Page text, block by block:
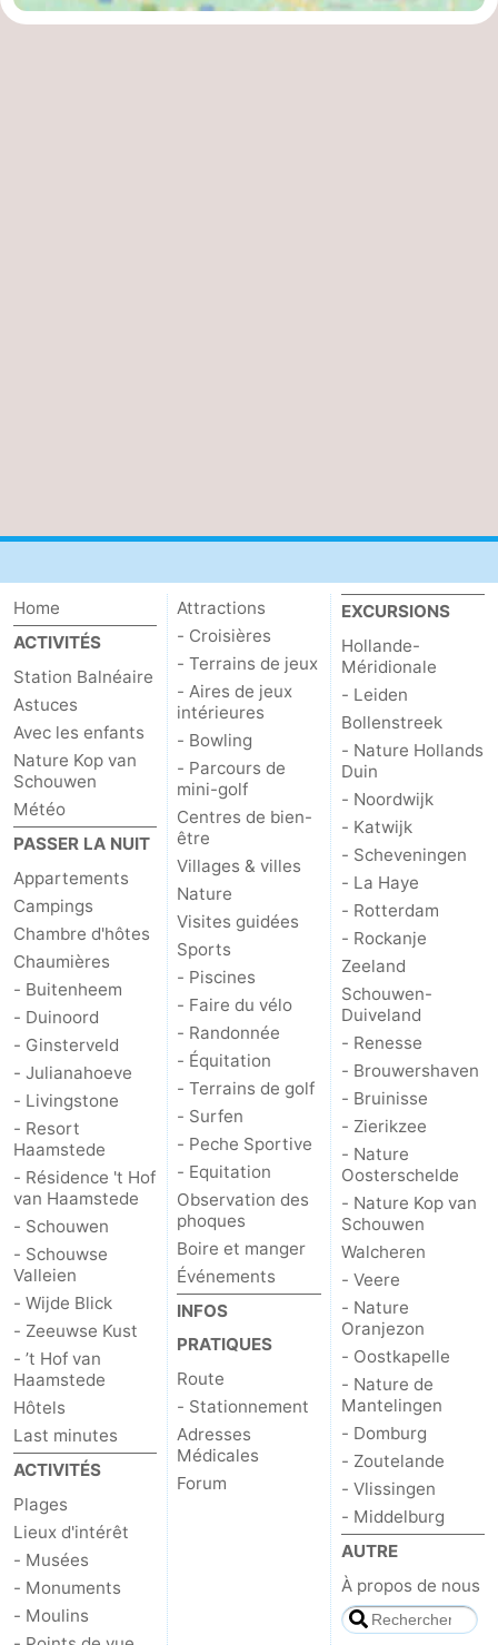
Home
ACTIVITÉS
Station Balnéaire
Astuces
Avec les enfants
Nature Kop van
Schouwen
Météo
PASSER LA NUIT
Appartements
Campings
Chambre d'hôtes
Chaumières
- Buitenheem
- Duinoord
- Ginsterveld
- Julianahoeve
- Livingstone
- Resort
Haamstede
- Résidence 't Hof
van Haamstede
- Schouwen
- Schouwse
Valleien
- Wijde Blick
- Zeeuwse Kust
- ’t Hof van
Haamstede
Hôtels
Last minutes
ACTIVITÉS
Plages
Lieux d'intérêt
- Musées
- Monuments
- Moulins
Attractions
- Croisières
- Terrains de jeux
- Aires de jeux
intérieures
- Bowling
- Parcours de
mini-golf
Centres de bien-
être
Villages & villes
Nature
Visites guidées
Sports
- Piscines
- Faire du vélo
- Randonnée
- Équitation
- Terrains de golf
- Surfen
- Peche Sportive
- Equitation
Observation des
phoques
Boire et manger
Événements
INFOS
PRATIQUES
Route
- Stationnement
Adresses
Médicales
Forum
EXCURSIONS
Hollande-
Méridionale
- Leiden
Bollenstreek
- Nature Hollands
Duin
- Noordwijk
- Katwijk
- Scheveningen
- La Haye
- Rotterdam
- Rockanje
Zeeland
Schouwen-
Duiveland
- Renesse
- Brouwershaven
- Bruinisse
- Zierikzee
- Nature
Oosterschelde
- Nature Kop van
Schouwen
Walcheren
- Veere
- Nature
Oranjezon
- Oostkapelle
- Nature de
Mantelingen
- Domburg
- Zoutelande
- Vlissingen
- Middelburg
AUTRE
À propos de nous